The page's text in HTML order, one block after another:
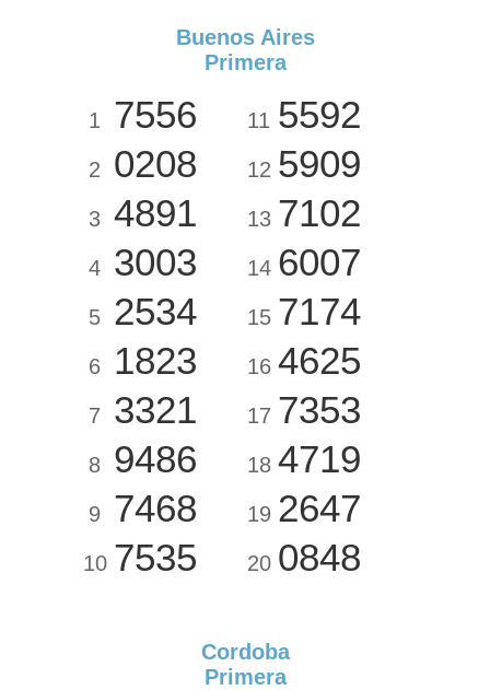
Buenos Aires
Primera
1 7556
2 0208
3 4891
4 3003
5 2534
6 1823
7 3321
8 9486
9 7468
10 7535
11 5592
12 5909
13 7102
14 6007
15 7174
16 4625
17 7353
18 4719
19 2647
20 0848
Cordoba
Primera